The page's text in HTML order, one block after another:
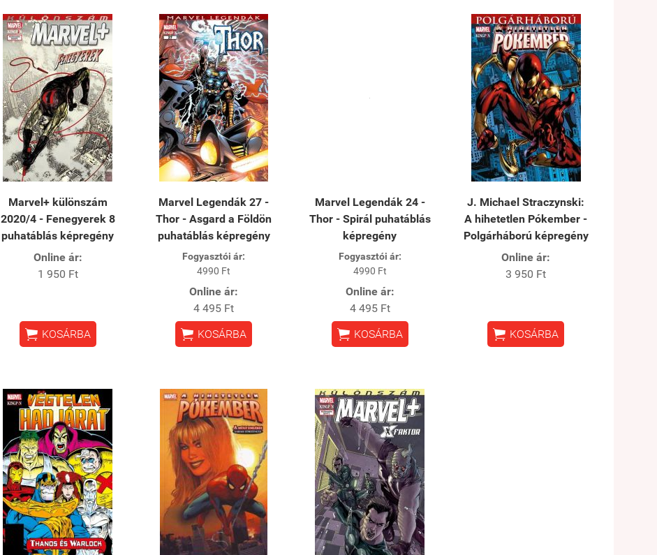
Marvel+ különszám
2020/4 - Fenegyerek 8
puhatáblás képregény
Online ár:
1 950 Ft
 KOSÁRBA
Marvel Legendák 27 -
Thor - Asgard ​a Földön
puhatáblás képregény
Fogyasztói ár:
4990 Ft
Online ár:
4 495 Ft
 KOSÁRBA
Marvel Legendák 24 -
Thor - Spirál puhatáblás
képregény
Fogyasztói ár:
4990 Ft
Online ár:
4 495 Ft
 KOSÁRBA
J. Michael Straczynski:
A hihetetlen Pókember -
Polgárháború képregény
Online ár:
3 950 Ft
 KOSÁRBA